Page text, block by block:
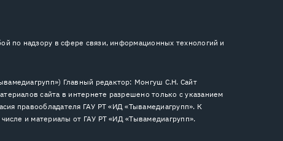
по надзору в сфере связи, информационных технологий и
Главный редактор: Монгуш С.Н. Сайт
сайта в интернете разрешено только с указанием
правообладателя ГАУ РТ «ИД «Тывамедиагрупп». К
и материалы от ГАУ РТ «ИД «Тывамедиагрупп».